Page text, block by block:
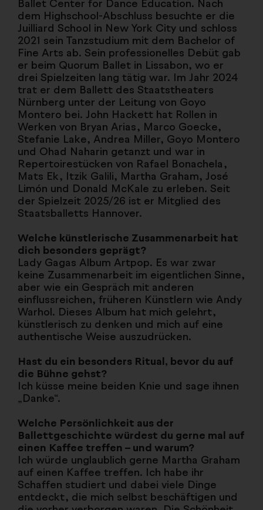
Ballet Center for Dance Education. Nach
dem Highschool-Abschluss besuchte er die
Juilliard School in New York City und schloss
2021 sein Tanzstudium mit dem Bachelor of
Fine Arts ab. Sein professionelles Debüt gab
er beim Quorum Ballet in Lissabon, wo er
drei Spielzeiten lang tätig war. Im Jahr 2024
trat er dem Ballett des Staatstheaters
Nürnberg unter der Leitung von Goyo
Montero bei. John Hackett hat Rollen in
Werken von Bryan Arias, Marco Goecke,
Stefanie Lake, Andrea Miller, Goyo Montero
und Ohad Naharin getanzt und war in
Repertoirestücken von Rafael Bonachela,
Mats Ek, Itzik Galili, Martha Graham, José
Limón und Donald McKale zu erleben. Seit
der Spielzeit 2025/26 ist er Mitglied des
Staatsballetts Hannover.
Welche künstlerische Zusammenarbeit hat
dich besonders geprägt?
Lady Gagas Album Artpop. Es war zwar
keine Zusammenarbeit im eigentlichen Sinne,
aber wie ein Gespräch mit anderen
einflussreichen, früheren Künstlern wie Andy
Warhol. Dieses Album hat mich gelehrt,
künstlerisch zu denken und mich auf eine
authentische Weise auszudrücken.
Hast du ein besonders Ritual, bevor du auf
die Bühne gehst?
Ich küsse meine beiden Knie und sage ihnen
„Danke“.
Welche Persönlichkeit aus der
Ballettgeschichte würdest du gerne mal auf
einen Kaffee treffen – und warum?
Ich würde unglaublich gerne Martha Graham
auf einen Kaffee treffen. Ich habe ihr
Schaffen studiert und dabei viele Dinge
entdeckt, die mich selbst beschäftigen und